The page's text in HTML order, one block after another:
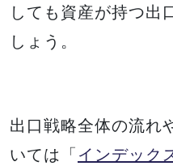
しても資産が持つ出
しょう。
出口戦略全体の流れ
いては「インデック